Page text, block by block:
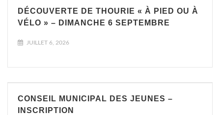
DÉCOUVERTE DE THOURIE « À PIED OU À
VÉLO » – DIMANCHE 6 SEPTEMBRE
JUILLET 6, 2026
CONSEIL MUNICIPAL DES JEUNES –
INSCRIPTION